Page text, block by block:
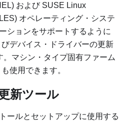
および SUSE Linux
オペレーティング・システ
ションをサポートするように
デバイス・ドライバーの更新
。マシン・タイプ固有ファーム
使用できます。
新ツール
ールとセットアップに使用する